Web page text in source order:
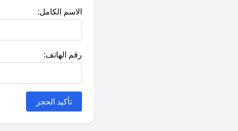
الاسم الكامل:
رقم الهاتف:
تأكيد الحجز